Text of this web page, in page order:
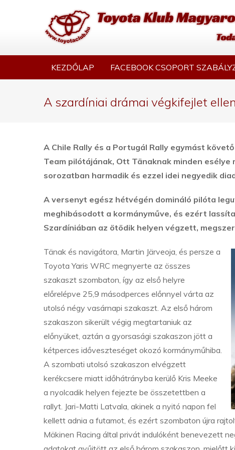
KEZDŐLAP FACEBOOK CSOPORT
A szardíniai drámai végkifejlet
A Chile Rally és a Portugál Rally egymást
Team pilótájának, Ott Tänaknak minden
sorozatban harmadik és ezzel idei negyedik
A versenyt egész hétvégén domináló pilóta
meghibásodott a kormányműve, és ezért
Szardíniában az ötödik helyen végzett,
Tänak és navigátora, Martin Järveoja, és persze a
Toyota Yaris WRC megnyerte az összes
szakaszt szombaton, így az első helyre
előrelépve 25,9 másodperces előnnyel várta az
utolsó négy vasárnapi szakaszt. Az első három
szakaszon sikerült végig megtartaniuk az
előnyüket, aztán a gyorsasági szakaszon jött a
kétperces időveszteséget okozó kormányműhiba.
A szombati utolsó szakaszon elvégzett
kerékcsere miatt időhátrányba kerülő Kris Meeke
a nyolcadik helyen fejezte be összetettben a
rallyt. Jari-Matti Latvala, akinek a nyitó napon fel
kellett adnia a futamot, és ezért szombaton újra
Mäkinen Racing által privát indulóként benevezett